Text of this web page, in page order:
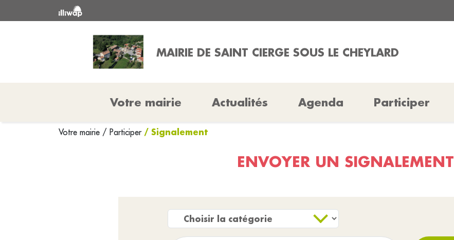
MAIRIE DE SAINT CIERGE SOUS LE CHEYLARD
Votre mairie Actualités Agenda Participer
Votre mairie / Participer / Signalement
ENVOYER UN SIGNALEMENT